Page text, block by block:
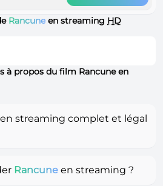
Rancune en streaming HD
à propos du film Rancune en
streaming complet et légal
Rancuneen streaming ?